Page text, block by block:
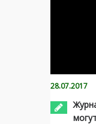
28.07.2017